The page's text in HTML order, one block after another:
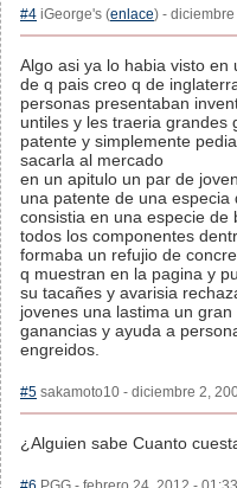
#4 iGeorge's (enlace) -
Algo asi ya lo habia visto en
de q pais creo q de
personas presentaban
untiles y les traeria grandes
patente y simplemente
sacarla al mercado
en un apitulo un par de
una patente de una
consistia en una especie de
todos los componentes
formaba un refujio de
q muestran en la pagina y
su tacañes y avarisia
jovenes una lastima un
ganancias y ayuda a
engreidos.
#5 sakamoto10 - diciembre 2,
¿Alguien sabe Cuanto